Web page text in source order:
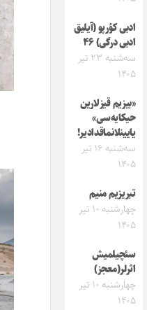
ادبی کؤرپو (آیلیق
ادبی درگی) ۴۶
سه‌شنبه ۲۳ تیر
۱۴۰۵
«بیزیم قیزلارین
حیکایه‌سی»
یایینلانماقدادیر!
سه‌شنبه ۱۶ تیر
۱۴۰۵
تبریزیم منیم
چهارشنبه ۱۰ تیر
۱۴۰۵
سئچیلمیش
اثرلر(معجز)
چهارشنبه ۱۰ تیر
۱۴۰۵